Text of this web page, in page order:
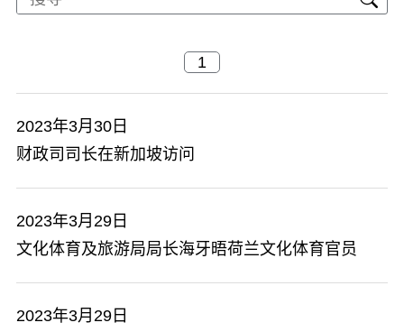
2023年3月30日
财政司司长在新加坡访问
2023年3月29日
文化体育及旅游局局长海牙晤荷兰文化体育官员
2023年3月29日